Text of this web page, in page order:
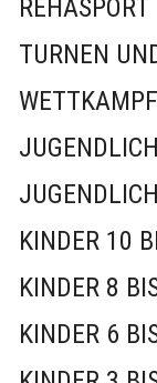
REHASPORT
TURNEN
KINDER 10
KINDER 8
KINDER 6